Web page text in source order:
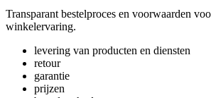
Transparant bestelproces en voorwaarden
winkelervaring.
levering van producten en diensten
retour
garantie
prijzen